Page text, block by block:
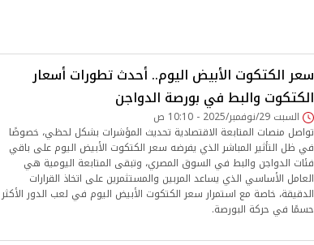
سعر الكتكوت الأبيض اليوم.. أحدث تطورات أسعار
الكتكوت والبط في بورصة الدواجن
السبت 29/نوفمبر/2025 - 10:10 ص
تواصل منصات المتابعة الاقتصادية تحديث المؤشرات بشكل لحظي، خصوصًا
في ظل التأثير المباشر الذي يفرضه سعر الكتكوت الأبيض اليوم على باقي
فئات الدواجن والبط في السوق المصري، وتبقى المتابعة اليومية هي
العامل الأساسي الذي يساعد المربين والمستثمرين على اتخاذ القرارات
الدقيقة، خاصة مع استمرار سعر الكتكوت الأبيض اليوم في لعب الدور الأكثر
حسمًا في حركة البورصة.